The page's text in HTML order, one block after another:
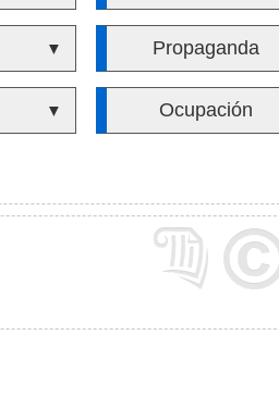
▼ Propaganda
▼ Ocupación